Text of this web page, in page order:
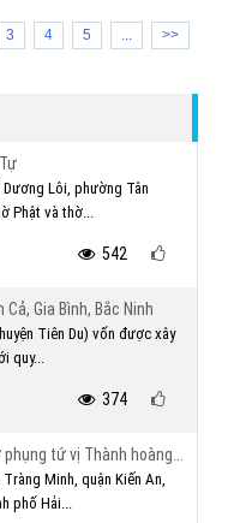
3 4 5 ... >>
Lôi, phường Tân
Phật và thờ...
542
Gia Bình, Bắc Ninh
Tiên Du) vốn được xây
quy...
374
tứ vị Thành hoàng...
Minh, quận Kiến An,
phố Hải...